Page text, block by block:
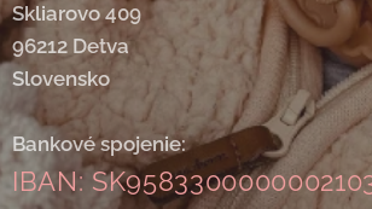
Skliarovo 409
96212 Detva
Slovensko
Bankové spojenie:
IBAN: